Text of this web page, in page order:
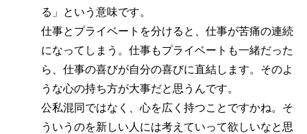
る」という意味です。
仕事とプライベートを分けると、仕事が苦痛の連続
になってしまう。仕事もプライベートも一緒だった
ら、仕事の喜びが自分の喜びに直結します。そのよ
うな心の持ち方が大事だと思うんです。
公私混同ではなく、心を広く持つことですかね。そ
ういうのを新しい人には考えていって欲しいなと思